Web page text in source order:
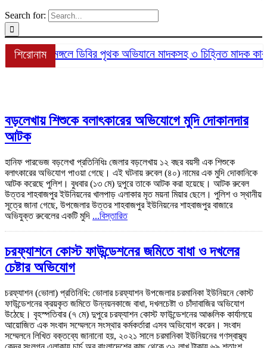
Search for:
শিরোনামশ্রীমঙ্গলে ডিবির পৃথক অভিযানে মাদকসহ ৩ চিহ্নিত মাদক
বড়লেখায় শিশুকে বলাৎকারের অভিযোগে মুদি দোকানদার
আটক
হানিফ পারভেজ বড়লেখা প্রতিনিধিঃ জেলার বড়লেখায় ১২ বছর বয়সী এক শিশুকে
বলাৎকারের অভিযোগ পাওয়া গেছে। এই ঘটনায় রুবেল (৪০) নামের এক মুদি দোকানিকে
আটক করেছে পুলিশ। বুধবার (১৩ মে) দুপুরে তাকে আটক করা হয়েছে। আটক রুবেল
উত্তর শাহবাজপুর ইউনিয়নের খালপাড় এলাকার মৃত ময়না মিয়ার ছেলে। পুলিশ ও স্থানীয়
সূত্রে জানা গেছে, উপজেলার উত্তর শাহবাজপুর ইউনিয়নের শাহবাজপুর বাজারে
অভিযুক্ত রুবেলের একটি মুদি ...বিস্তারিত
চরফ্যাশনে কোস্ট ফাউন্ডেশনের জমিতে বাধা ও দখলের
চেষ্টার অভিযোগ
চরফ্যাশন (ভোলা) প্রতিনিধি: ভোলার চরফ্যাশন উপজেলার চরমানিকা ইউনিয়নে কোস্ট
ফাউন্ডেশনের ক্রয়কৃত জমিতে উন্নয়নকাজে বাধা, দখলচেষ্টা ও চাঁদাবাজির অভিযোগ
উঠেছে। বৃহস্পতিবার (৭ মে) দুপুরে চরফ্যাশন কোস্ট ফাউন্ডেশনের আঞ্চলিক কার্যালয়ে
আয়োজিত এক সংবাদ সম্মেলনে সংস্থার কর্মকর্তারা এসব অভিযোগ করেন। সংবাদ
সম্মেলনে লিখিত বক্তব্যে জানানো হয়, ২০২১ সালে চরমানিকা ইউনিয়নের গণস্বাস্থ্য